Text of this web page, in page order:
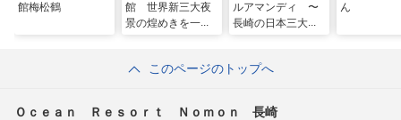
館梅松鶴
館 世界新三大夜
景の煌めきを一望
ルアマンディ 〜
長崎の日本三大夜
ん
このページのトップへ
Ｏｃｅａｎ Ｒｅｓｏｒｔ Ｎｏｍｏｎ 長崎